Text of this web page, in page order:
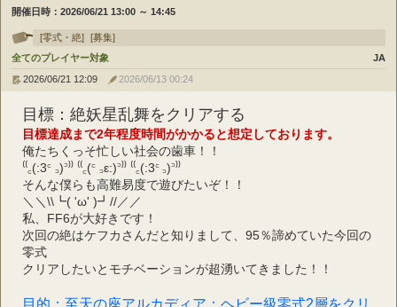
開催日時： 2026/06/21 13:00～ 14:45
[零式・絶] [募集]
全てのプレイヤー対象
JA
2026/06/21 12:09
2026/06/13 00:24
目標：絶妖星乱舞をクリアする
目標達成まで2年程度時間がかかると想定しております。
俺たちくっそ忙しい社会の歯車！！
⁽⁽꜀(:3꜂ ꜆)꜄⁾⁾ ⁽⁽꜀(꜂ ꜆ε:)꜄⁾⁾ ⁽⁽꜀(:3꜂ ꜆)꜄⁾⁾
そんな僕らも高難易度で遊びたいぞ！！
＼＼\\┗( 'ω' )┛//／／
私、FF6が大好きです！
次回の絶はケフカさんだと知りまして、95％諦めていた今回の
零式
クリアしたいとモチベーションが超湧いてきました！！
目的：至天の座アルカディア：ヘビー級零式2層をクリ